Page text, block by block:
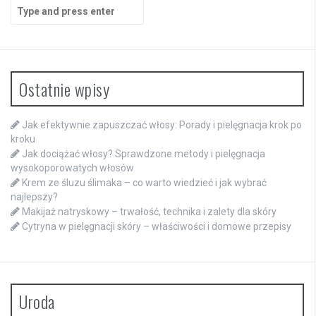
Search
for:
Ostatnie wpisy
Jak efektywnie zapuszczać włosy: Porady i pielęgnacja krok po
kroku
Jak dociążać włosy? Sprawdzone metody i pielęgnacja
wysokoporowatych włosów
Krem ze śluzu ślimaka – co warto wiedzieć i jak wybrać
najlepszy?
Makijaż natryskowy – trwałość, technika i zalety dla skóry
Cytryna w pielęgnacji skóry – właściwości i domowe przepisy
Uroda